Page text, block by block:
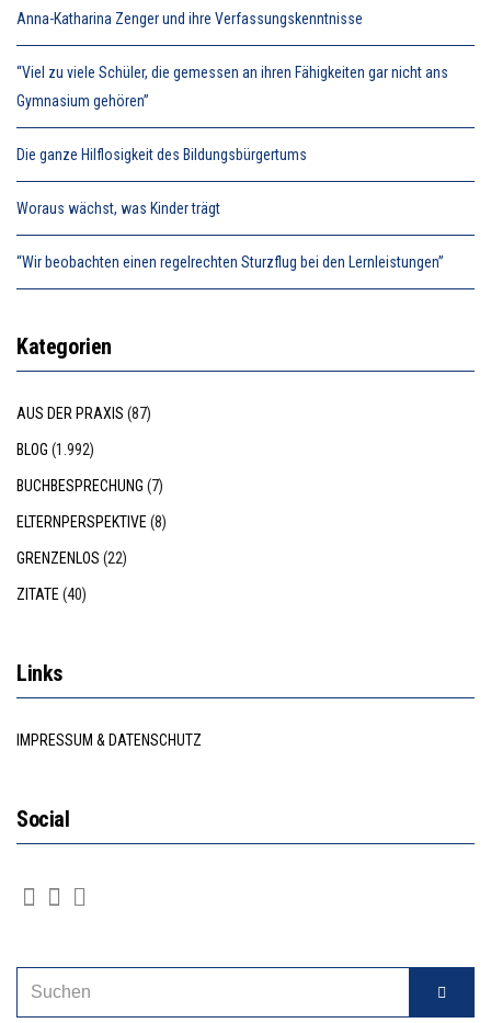
Anna-Katharina Zenger und ihre Verfassungskenntnisse
“Viel zu viele Schüler, die gemessen an ihren Fähigkeiten gar nicht ans
Gymnasium gehören”
Die ganze Hilflosigkeit des Bildungsbürgertums
Woraus wächst, was Kinder trägt
“Wir beobachten einen regelrechten Sturzflug bei den Lernleistungen”
Kategorien
AUS DER PRAXIS (87)
BLOG (1.992)
BUCHBESPRECHUNG (7)
ELTERNPERSPEKTIVE(8)
GRENZENLOS (22)
ZITATE(40)
Links
IMPRESSUM & DATENSCHUTZ
Social